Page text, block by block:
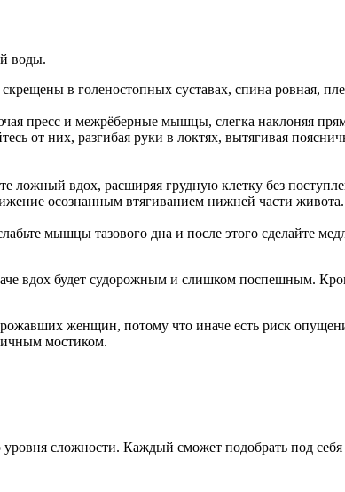
воды.
в голеностопных суставах, спина ровная,
пресс и межрёберные мышцы, слегка наклоняя
от них, разгибая руки в локтях, вытягивая
ложный вдох, расширяя грудную клетку без
осознанным втягиванием нижней части живота.
мышцы тазового дна и после этого сделайте
вдох будет судорожным и слишком поспешным.
женщин, потому что иначе есть риск
мостиком.
сложности. Каждый сможет подобрать под